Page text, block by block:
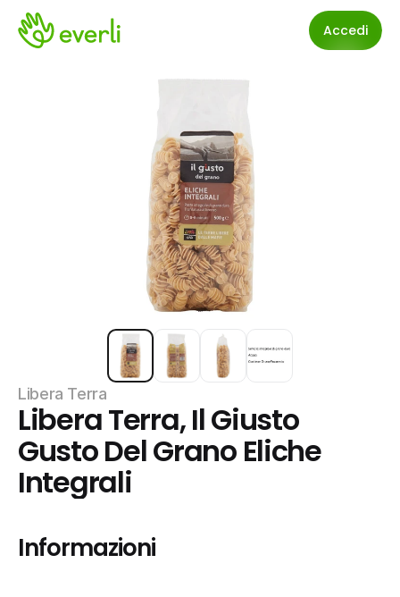
Accedi
Libera Terra
Libera Terra, Il Giusto
Gusto Del Grano Eliche
Integrali
Informazioni